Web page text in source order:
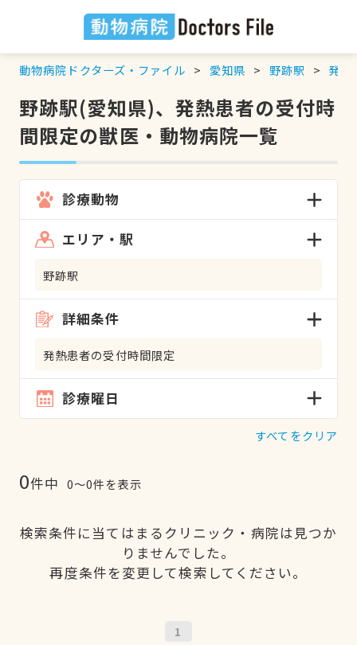
動物病院ドクターズ・ファイル 愛知県 野跡駅 発熱
野跡駅(愛知県)、発熱患者の受付時
間限定の獣医・動物病院一覧
診療動物
エリア・駅
野跡駅
詳細条件
発熱患者の受付時間限定
診療曜日
すべてをクリア
0件中 0〜0件を表示
検索条件に当てはまるクリニック・病院は見つか
りませんでした。
再度条件を変更して検索してください。
1